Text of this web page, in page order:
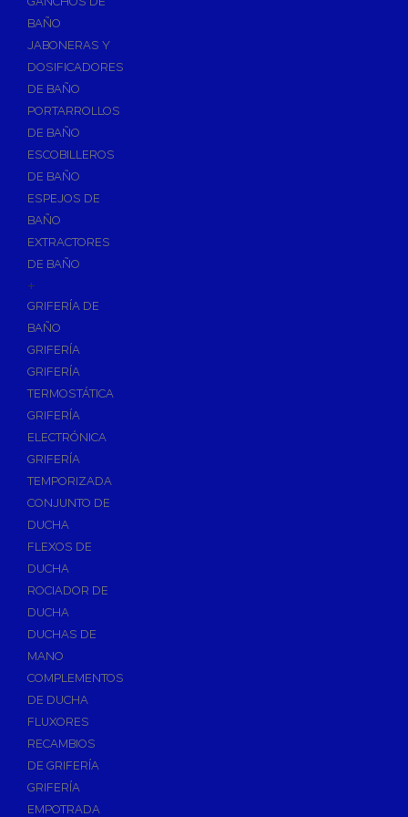
Accesorios y Grupos Contra Incendios
Calderas y estufas de biomasa
Sistemas de Energía Solar Térmica
Estructuras de soporte
Sistemas de Aerotermia
Sistemas de Energía Solar Fotovoltaica
Paneles
Inversores
Baterías
Estructuras
Fontanería
Aislamientos para Tuberías
Accesorios para Instalación de Gas
Válvulas para Gas
Accesorios y Repuestos de Gas
Baterias y Contadores
Bombas
Bombas Sumergibles
Bombas de Drenaje y Residual
Bombas de Superficies Horizontal y Vertical
Desagües
Válvulas de Desagüe
Válvulas para Platos de Ducha y Bañeras
Sifones
Sumideros y Botes Sifónicos
Accesorios para Desagüe
Flotadores y Boyas
BAÑO
JABONERAS Y
DOSIFICADORES
DE BAÑO
PORTARROLLOS
DE BAÑO
ESCOBILLEROS
DE BAÑO
ESPEJOS DE
BAÑO
EXTRACTORES
DE BAÑO
+
GRIFERÍA DE
BAÑO
GRIFERÍA
GRIFERÍA
TERMOSTÁTICA
GRIFERÍA
ELECTRÓNICA
GRIFERÍA
TEMPORIZADA
CONJUNTO DE
DUCHA
FLEXOS DE
DUCHA
ROCIADOR DE
DUCHA
DUCHAS DE
MANO
COMPLEMENTOS
DE DUCHA
FLUXORES
RECAMBIOS
DE GRIFERÍA
GRIFERÍA
EMPOTRADA